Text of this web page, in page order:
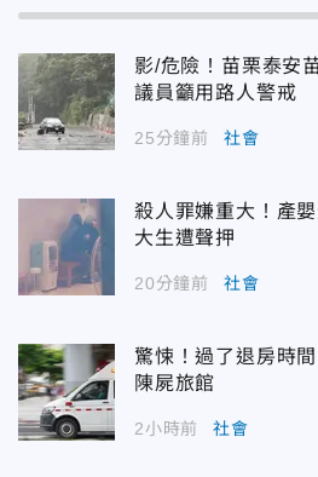
影/危險！苗栗泰安
議員籲用路人警戒
25分鐘前 社會
殺人罪嫌重大！產
大生遭聲押
20分鐘前 社會
驚悚！過了退房時
陳屍旅館
2小時前 社會